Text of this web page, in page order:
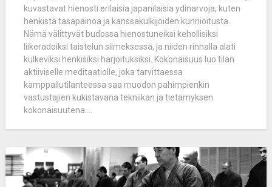
kuvastavat hienosti erilaisia japanilaisia ydinarvoja, kuten
henkistä tasapainoa ja kanssakulkijoiden kunnioitusta.
Nämä välittyvät budossa hienostuneiksi kehollisiksi
liikeradoiksi taistelun siimeksessä, ja niiden rinnalla alati
kulkeviksi henkisiksi harjoituksiksi. Kokonaisuus luo tilan
aktiiviselle meditaatiolle, joka tarvittaessa
kamppailutilanteessa saa muodon pahimpienkin
vastustajien kukistavana tekniikan ja tietämyksen
kokonaisuutena....